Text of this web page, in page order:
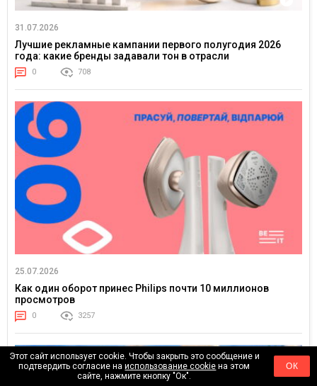
31.07.2026
Лучшие рекламные кампании первого полугодия 2026
года: какие бренды задавали тон в отрасли
0 708
25.07.2026
Как один оборот принес Philips почти 10 миллионов
просмотров
0 3257
Этот сайт использует cookie. Чтобы закрыть это сообщение и
подтвердить согласие наиспользование cookie на этом
сайте, нажмите кнопку "Ок".
ОК